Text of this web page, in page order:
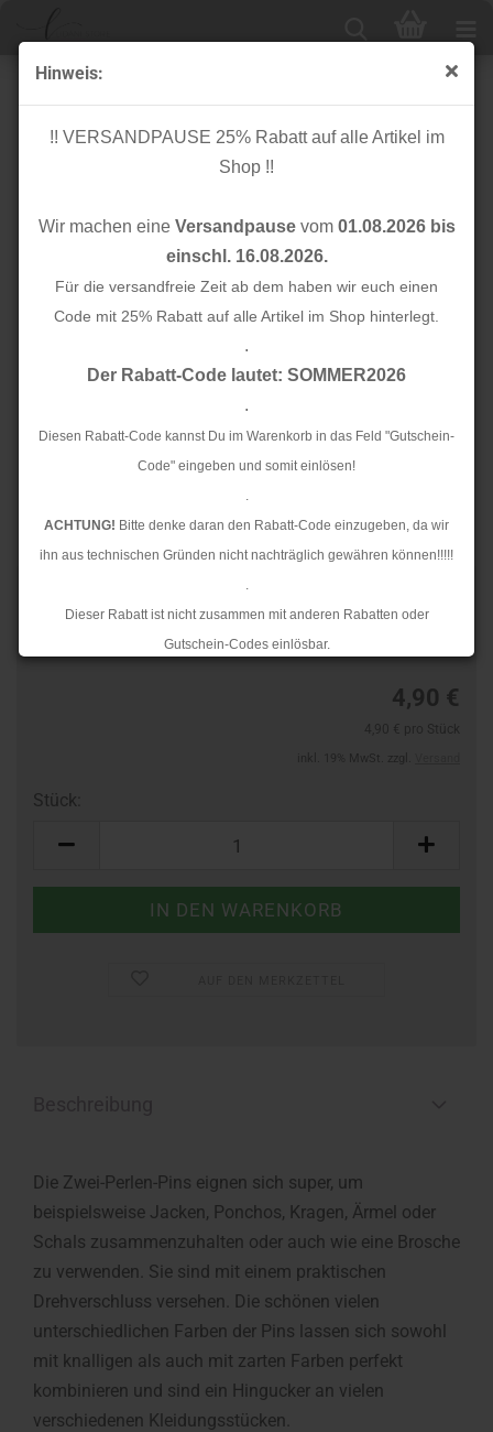
Hinweis:
!! VERSANDPAUSE 25% Rabatt auf alle Artikel im
Shop !!
Wir machen eine Versandpausevom 01.08.2026 bis
einschl. 16.08.2026.
Für die versandfreie Zeit ab dem haben wir euch einen
Code mit 25% Rabatt auf alle Artikel im Shop hinterlegt.
.
Der Rabatt-Code lautet: SOMMER2026
.
Diesen Rabatt-Code kannst Du im Warenkorb in das Feld "Gutschein-
Code" eingeben und somit einlösen!
.
ACHTUNG! Bitte denke daran den Rabatt-Code einzugeben, da wir
ihn aus technischen Gründen nicht nachträglich gewähren können!!!!!
.
Dieser Rabatt ist nicht zusammen mit anderen Rabatten oder
Gutschein-Codes einlösbar.
Ab dem 17.08.2026 versenden wir wieder wie gewohnt. Aufgrund des
Zwei Perlen Pin - rosegold - 65mm
4,90 €
Stück:
Die Zwei-Perlen-Pins eignen sich super, um
beispielsweise Jacken, Ponchos, Kragen, Ärmel oder
Schals zusammenzuhalten oder auch wie eine Brosche
zu verwenden. Sie sind mit einem praktischen
Drehverschluss versehen. Die schönen vielen
unterschiedlichen Farben der Pins lassen sich sowohl
mit knalligen als auch mit zarten Farben perfekt
kombinieren und sind ein Hingucker an vielen
verschiedenen Kleidungsstücken.